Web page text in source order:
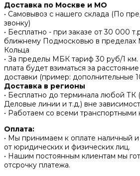
Доставка по Москве и МО
• Самовывоз с нашего склада (По
звонку)
• Бесплатно - при заказе от 30 000
ближнему Подмосковью в пределах
Кольца
• За пределы МБК тариф 30 руб/1 км.
плата будет взиматься за
доставки (пример: дополнительные
Доставка в регионы
• Бесплатно до терминала любой ТК
Деловые линии и т.д.) вне
• Работаем со всеми транспортными
Оплата:
• Мы принимаем к оплате наличный
от юридических и физических лиц.
• Нашим постоянным клиентам мы
отсрочку платежа.